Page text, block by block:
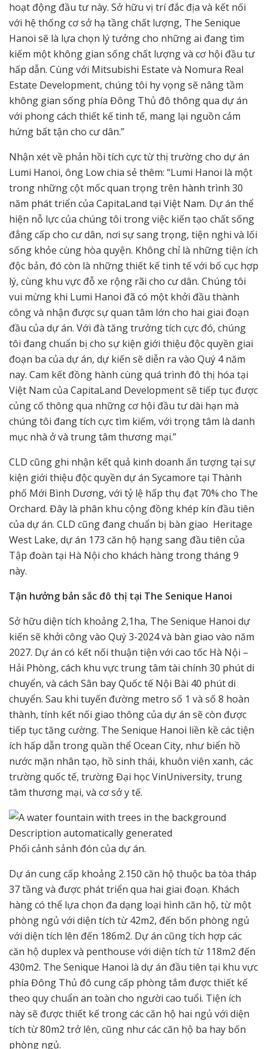
hoạt động đầu tư này. Sở hữu vị trí đắc địa và kết nối
với hệ thống cơ sở hạ tầng chất lượng, The Senique
Hanoi sẽ là lựa chọn lý tưởng cho những ai đang tìm
kiếm một không gian sống chất lượng và cơ hội đầu tư
hấp dẫn. Cùng với Mitsubishi Estate và Nomura Real
Estate Development, chúng tôi hy vọng sẽ nâng tầm
không gian sống phía Đông Thủ đô thông qua dự án
với phong cách thiết kế tinh tế, mang lại nguồn cảm
hứng bất tận cho cư dân.”
Nhận xét về phản hồi tích cực từ thị trường cho dự án
Lumi Hanoi, ông Low chia sẻ thêm: “Lumi Hanoi là một
trong những cột mốc quan trọng trên hành trình 30
năm phát triển của CapitaLand tại Việt Nam. Dự án thể
hiện nỗ lực của chúng tôi trong việc kiến tạo chất sống
đẳng cấp cho cư dân, nơi sự sang trọng, tiện nghi và lối
sống khỏe cùng hòa quyện. Không chỉ là những tiện ích
độc bản, đó còn là những thiết kế tinh tế với bố cục hợp
lý, cùng khu vực đỗ xe rộng rãi cho cư dân. Chúng tôi
vui mừng khi Lumi Hanoi đã có một khởi đầu thành
công và nhận được sự quan tâm lớn cho hai giai đoạn
đầu của dự án. Với đà tăng trưởng tích cực đó, chúng
tôi đang chuẩn bị cho sự kiện giới thiệu độc quyền giai
đoạn ba của dự án, dự kiến sẽ diễn ra vào Quý 4 năm
nay. Cam kết đồng hành cùng quá trình đô thị hóa tại
Việt Nam của CapitaLand Development sẽ tiếp tục được
củng cố thông qua những cơ hội đầu tư dài hạn mà
chúng tôi đang tích cực tìm kiếm, với trọng tâm là danh
mục nhà ở và trung tâm thương mại.”
CLD cũng ghi nhận kết quả kinh doanh ấn tượng tại sự
kiện giới thiệu độc quyền dự án Sycamore tại Thành
phố Mới Bình Dương, với tỷ lệ hấp thụ đạt 70% cho The
Orchard. Đây là phân khu cộng đồng khép kín đầu tiên
của dự án. CLD cũng đang chuẩn bị bàn giao Heritage
West Lake, dự án 173 căn hộ hạng sang đầu tiên của
Tập đoàn tại Hà Nội cho khách hàng trong tháng 9
này.
Tận hưởng bản sắc đô thị tại The Senique Hanoi
Sở hữu diện tích khoảng 2,1ha, The Senique Hanoi dự
kiến sẽ khởi công vào Quý 3-2024 và bàn giao vào năm
2027. Dự án có kết nối thuận tiện với cao tốc Hà Nội –
Hải Phòng, cách khu vực trung tâm tài chính 30 phút di
chuyển, và cách Sân bay Quốc tế Nội Bài 40 phút di
chuyển. Sau khi tuyến đường metro số 1 và số 8 hoàn
thành, tính kết nối giao thông của dự án sẽ còn được
tiếp tục tăng cường. The Senique Hanoi liền kề các tiện
ích hấp dẫn trong quần thể Ocean City, như biển hồ
nước mặn nhân tạo, hồ sinh thái, khuôn viên xanh, các
trường quốc tế, trường Đại học VinUniversity, trung
tâm thương mại, và cơ sở y tế.
Phối cảnh sảnh đón của dự án.
Dự án cung cấp khoảng 2.150 căn hộ thuộc ba tòa tháp
37 tầng và được phát triển qua hai giai đoạn. Khách
hàng có thể lựa chọn đa dạng loại hình căn hộ, từ một
phòng ngủ với diện tích từ 42m2, đến bốn phòng ngủ
với diện tích lên đến 186m2. Dự án cũng tích hợp các
căn hộ duplex và penthouse với diện tích từ 118m2 đến
430m2. The Senique Hanoi là dự án đầu tiên tại khu vực
phía Đông Thủ đô cung cấp phòng tắm được thiết kế
theo quy chuẩn an toàn cho người cao tuổi. Tiện ích
này sẽ được thiết kế trong các căn hộ hai ngủ với diện
tích từ 80m2 trở lên, cũng như các căn hộ ba hay bốn
phòng ngủ.